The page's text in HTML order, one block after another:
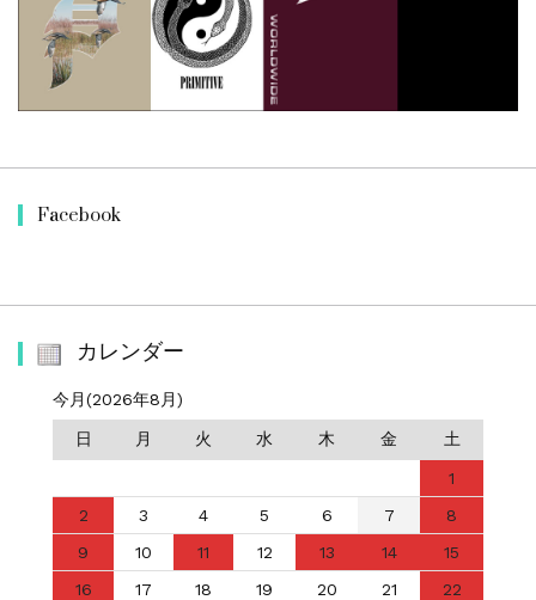
Facebook
カレンダー
今月(2026年8月)
日 月 火 水 木 金 土
1
2
3 4 5 6 7
8
9
10 11 12 13 14
15
16
17 18 19 20 21
22